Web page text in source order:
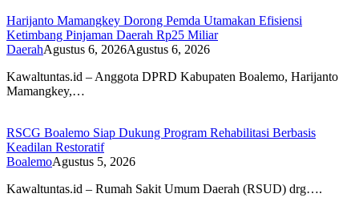
Harijanto Mamangkey Dorong Pemda Utamakan Efisiensi
Ketimbang Pinjaman Daerah Rp25 Miliar
DaerahAgustus 6, 2026Agustus 6, 2026
Kawaltuntas.id – Anggota DPRD Kabupaten Boalemo, Harijanto
Mamangkey,…
RSCG Boalemo Siap Dukung Program Rehabilitasi Berbasis
Keadilan Restoratif
BoalemoAgustus 5, 2026
Kawaltuntas.id – Rumah Sakit Umum Daerah (RSUD) drg….